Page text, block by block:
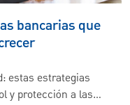
bancarias que
estas estrategias
y protección a las…